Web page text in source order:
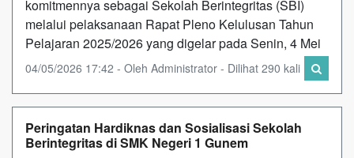
komitmennya sebagai Sekolah Berintegritas (SBI)
melalui pelaksanaan Rapat Pleno Kelulusan Tahun
Pelajaran 2025/2026 yang digelar pada Senin, 4 Mei
04/05/2026 17:42 - Oleh Administrator - Dilihat 290 kali
Peringatan Hardiknas dan Sosialisasi Sekolah
Berintegritas di SMK Negeri 1 Gunem